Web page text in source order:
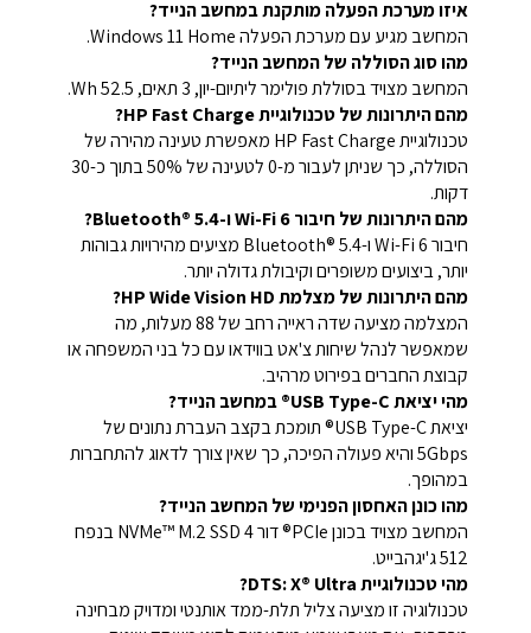
איזו מערכת הפעלה מותקנת במחשב הנייד?
המחשב מגיע עם מערכת הפעלה Windows 11 Home.
מהו סוג הסוללה של המחשב הנייד?
המחשב מצויד בסוללת פולימר ליתיום-יון, 3 תאים, 52.5 Wh.
מהם היתרונות של טכנולוגיית HP Fast Charge?
טכנולוגיית HP Fast Charge מאפשרת טעינה מהירה של
הסוללה, כך שניתן לעבור מ-0 לטעינה של 50% בתוך כ-30
דקות.
מהם היתרונות של חיבור Wi-Fi 6 ו-Bluetooth® 5.4?
חיבור Wi-Fi 6 ו-Bluetooth® 5.4 מציעים מהירויות גבוהות
יותר, ביצועים משופרים וקיבולת גדולה יותר.
מהם היתרונות של מצלמת HP Wide Vision HD?
המצלמה מציעה שדה ראייה רחב של 88 מעלות, מה
שמאפשר לנהל שיחות צ'אט בווידאו עם כל בני המשפחה או
קבוצת החברים בפירוט מרהיב.
מהי יציאת USB Type-C® במחשב הנייד?
יציאת USB Type-C® תומכת בקצב העברת נתונים של
5Gbps והיא פעולה הפיכה, כך שאין צורך לדאוג להתחברות
במהופך.
מהו כונן האחסון הפנימי של המחשב הנייד?
המחשב מצויד בכונן PCIe® דור 4 NVMe™ M.2 SSD בנפח
512 ג'יגהבייט.
מהי טכנולוגיית DTS: X® Ultra?
טכנולוגיה זו מציעה צליל תלת-ממד אותנטי ומדויק מבחינה